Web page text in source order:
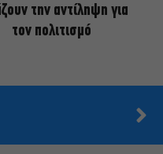
την αντίληψη για
τον πολιτισμό